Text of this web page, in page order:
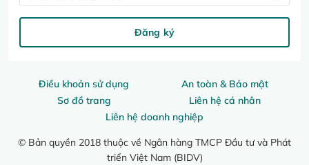
Điều khoản sử dụng
An toàn & Bảo mật
Sơ đồ trang
Liên hệ cá nhân
Liên hệ doanh nghiệp
© Bản quyền 2018 thuộc về Ngân hàng TMCP Đầu tư và Phát
triển Việt Nam (BIDV)
Đăng ký